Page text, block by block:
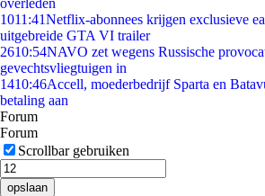
overleden
1011:41Netflix-abonnees krijgen exclusieve
uitgebreide GTA VI trailer
2610:54NAVO zet wegens Russische
gevechtsvliegtuigen in
1410:46Accell, moederbedrijf Sparta en
betaling aan
Forum
Forum
Scrollbar gebruiken
opslaan